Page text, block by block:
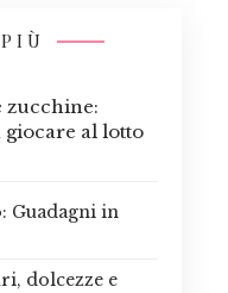
zucchine:
al lotto
Guadagni in
dolcezze e